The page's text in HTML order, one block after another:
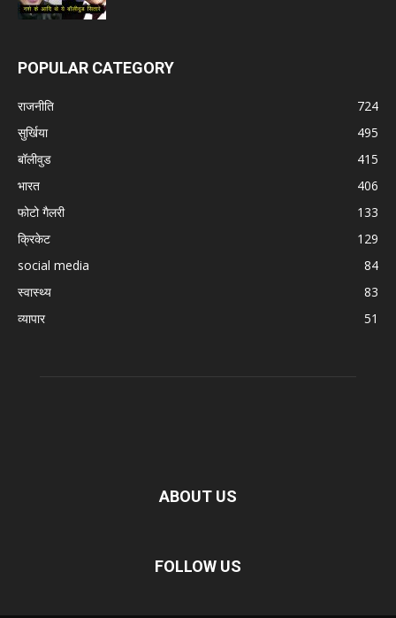
POPULAR CATEGORY
राजनीति
724
सुर्खिया
495
बॉलीवुड
415
भारत
406
फोटो गैलरी
133
क्रिकेट
129
social media
84
स्वास्थ्य
83
व्यापार
51
ABOUT US
FOLLOW US